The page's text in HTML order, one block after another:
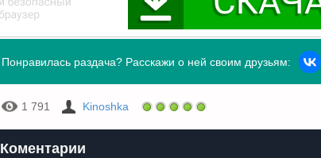
Понравилась раздача? Расскажи о ней своим друзьям:
1 791 Kinoshka
Коментарии